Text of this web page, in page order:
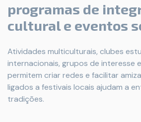
programas de
cultural e eventos
Atividades multiculturais, clubes
internacionais, grupos de interesse
permitem criar redes e facilitar
ligados a festivais locais ajudam a
tradições.